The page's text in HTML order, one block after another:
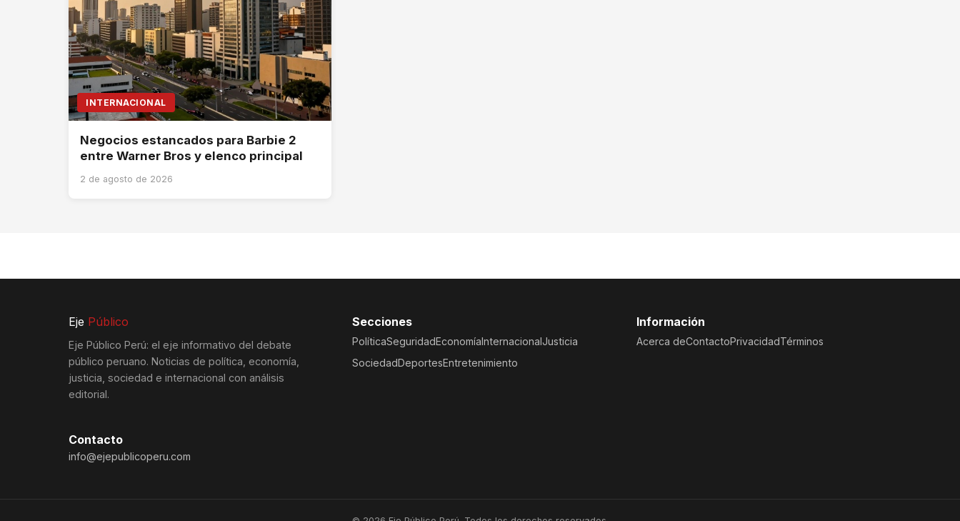
INTERNACIONAL
Negocios estancados para Barbie 2
entre Warner Bros y elenco principal
2 de agosto de 2026
Eje Público
Eje Público Perú: el eje informativo del debate
público peruano. Noticias de política, economía,
justicia, sociedad e internacional con análisis
editorial.
Secciones
PolíticaSeguridadEconomíaInternacionalJusticia
SociedadDeportesEntretenimiento
Información
Acerca deContactoPrivacidadTérminos
Contacto
info@ejepublicoperu.com